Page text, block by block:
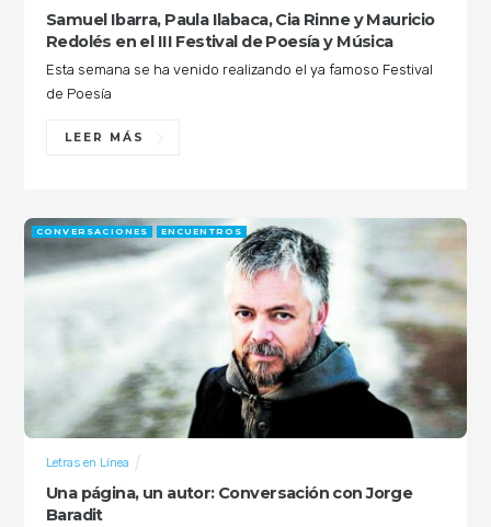
Samuel Ibarra, Paula Ilabaca, Cia Rinne y Mauricio
Redolés en el III Festival de Poesía y Música
Esta semana se ha venido realizando el ya famoso Festival
de Poesía
LEER MÁS
Una página, un autor: Conversación con Jorge
Baradit
Letras en Línea
CONVERSACIONES ENCUENTROS